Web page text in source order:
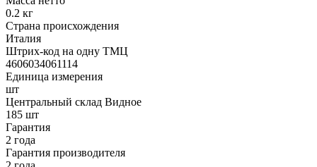
0.2 кг
Страна происхождения
Италия
Штрих-код на одну ТМЦ
4606034061114
Единица измерения
шт
Центральный склад Видное
185 шт
Гарантия
2 года
Гарантия производителя